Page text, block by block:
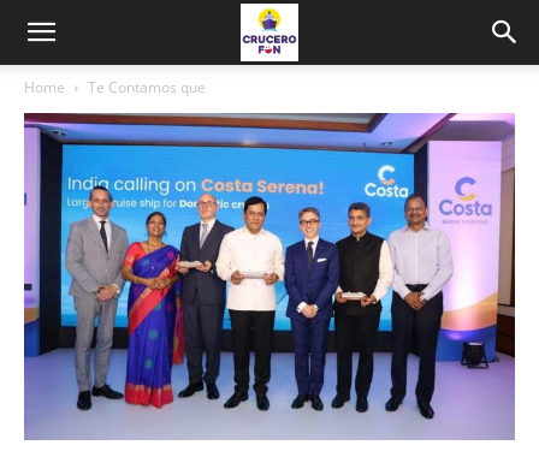
Home Te Contamos que